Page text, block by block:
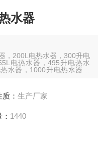
水器
，200L电热水器，300升电
电热水器，495升电热水
水器，1000升电热水器，
： 生产厂家
1440